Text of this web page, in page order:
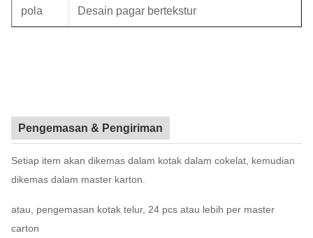
pola Desain pagar bertekstur
Pengemasan & Pengiriman
Setiap item akan dikemas dalam kotak dalam cokelat, kemudian
dikemas dalam master karton.
atau, pengemasan kotak telur, 24 pcs atau lebih per master
carton